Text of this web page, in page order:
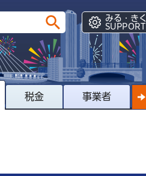
みる・きく
SUPPORT
税金 事業者